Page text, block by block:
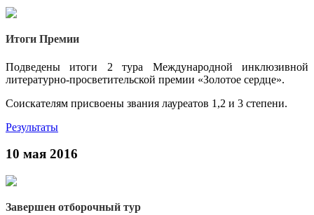
насколько это возможно. Ведь жить все же лучше, чем не
Елена Рожкова
А вспомнятся потом майские зеленые аллеи. Прорастут
Итоги Премии
Подведены итоги 2 тура Международной инклюзивной
литературно-просветительской премии «Золотое сердце».
Соискателям присвоены звания лауреатов 1,2 и 3 степени.
Результаты
10 мая 2016
Завершен отборочный тур